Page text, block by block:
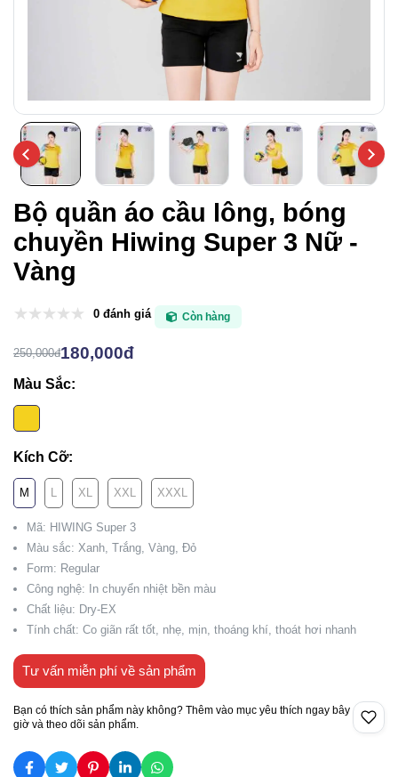
Bộ quần áo cầu lông, bóng
chuyền Hiwing Super 3 Nữ -
Vàng
0 đánh giá Còn hàng
250,000đ180,000đ
Màu Sắc:
Kích Cỡ:
M L XL XXL XXXL
Mã: HIWING Super 3
Màu sắc: Xanh, Trắng, Vàng, Đỏ
Form: Regular
Công nghệ: In chuyển nhiệt bền màu
Chất liệu: Dry-EX
Tính chất: Co giãn rất tốt, nhẹ, mịn, thoáng khí, thoát hơi nhanh
Tư vấn miễn phí về sản phẩm
Bạn có thích sản phẩm này không? Thêm vào mục yêu thích ngay bây
giờ và theo dõi sản phẩm.